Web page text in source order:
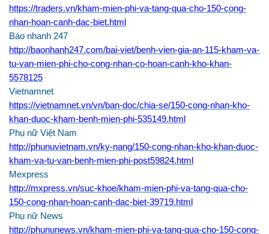
https://traders.vn/kham-mien-phi-va-tang-qua-cho-150-cong-
nhan-hoan-canh-dac-biet.html
Báo nhanh 247
http://baonhanh247.com/bai-viet/benh-vien-gia-an-115-kham-va-
tu-van-mien-phi-cho-cong-nhan-co-hoan-canh-kho-khan-
5578125
Vietnamnet
https://vietnamnet.vn/vn/ban-doc/chia-se/150-cong-nhan-kho-
khan-duoc-kham-benh-mien-phi-535149.html
Phụ nữ Việt Nam
http://phunuvietnam.vn/ky-nang/150-cong-nhan-kho-khan-duoc-
kham-va-tu-van-benh-mien-phi-post59824.html
Mexpress
http://mxpress.vn/suc-khoe/kham-mien-phi-va-tang-qua-cho-
150-cong-nhan-hoan-canh-dac-biet-39719.html
Phụ nữ News
http://phununews.vn/kham-mien-phi-va-tang-qua-cho-150-cong-